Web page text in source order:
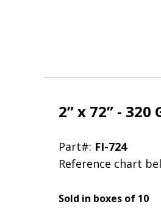
2” x 72” -
Part#: FI-724
Reference chart
Sold in boxes of 10